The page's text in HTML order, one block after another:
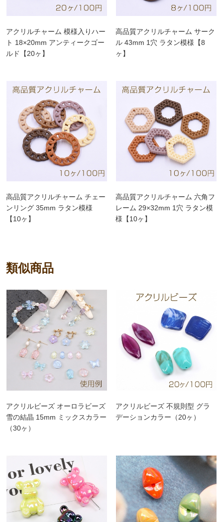
アクリルチャーム 模様入りハー
ト 18×20mm アンティークゴー
ルド【20ヶ】
高品質アクリルチャーム サーク
ル 43mm 1穴 ラタン模様【8
ヶ】
高品質アクリルチャーム チェー
ンリング 35mm ラタン模様
【10ヶ】
高品質アクリルチャーム 六角フ
レーム 29×32mm 1穴 ラタン模
様【10ヶ】
類似商品
アクリルビーズ オーロラビーズ
雪の結晶 15mm ミックスカラー
（30ヶ）
アクリルビーズ 不規則型 グラ
デーションカラー（20ヶ）